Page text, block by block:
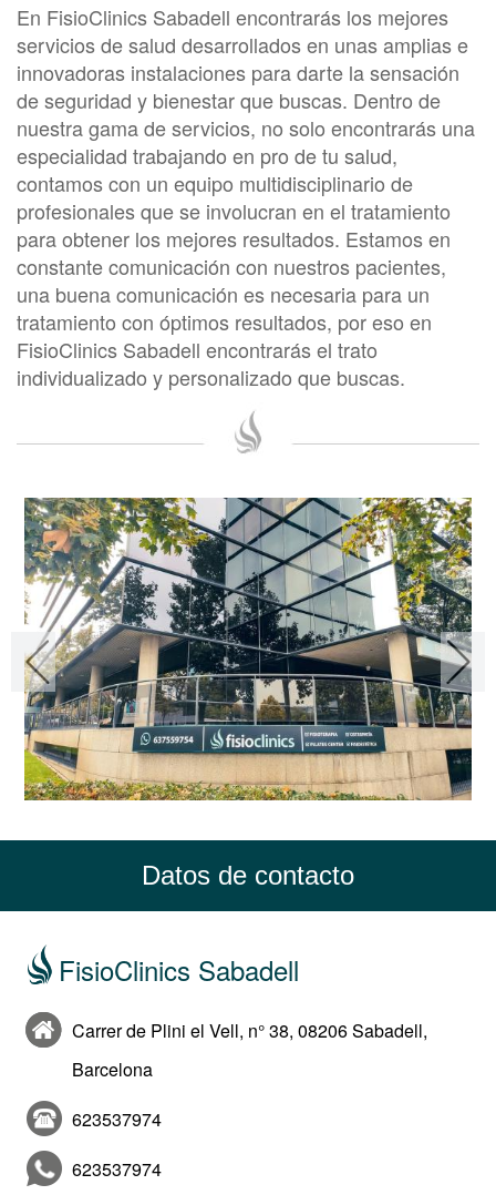
En FisioClinics Sabadell encontrarás los mejores
servicios de salud desarrollados en unas amplias e
innovadoras instalaciones para darte la sensación
de seguridad y bienestar que buscas. Dentro de
nuestra gama de servicios, no solo encontrarás una
especialidad trabajando en pro de tu salud,
contamos con un equipo multidisciplinario de
profesionales que se involucran en el tratamiento
para obtener los mejores resultados. Estamos en
constante comunicación con nuestros pacientes,
una buena comunicación es necesaria para un
tratamiento con óptimos resultados, por eso en
FisioClinics Sabadell encontrarás el trato
individualizado y personalizado que buscas.
Datos de contacto
FisioClinics Sabadell
Carrer de Plini el Vell, n° 38, 08206 Sabadell,
Barcelona
623537974
623537974